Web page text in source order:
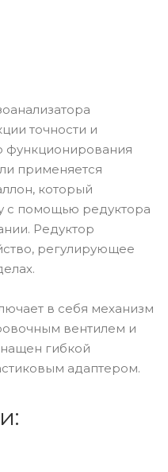
точности и
функционирования
применяется
который
с помощью редуктора
Редуктор
регулирующее
в себя механизм
вентилем и
гибкой
адаптером.